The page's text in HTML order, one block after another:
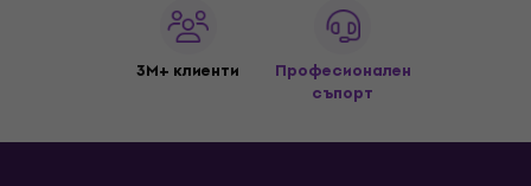
3M+ клиенти
Професионален
съпорт